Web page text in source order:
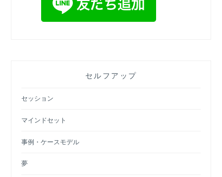
セルフアップ
セッション
マインドセット
事例・ケースモデル
夢